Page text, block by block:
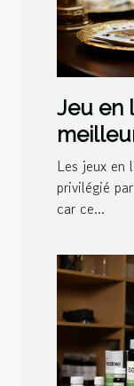
Jeu en
des
Les jeux en
privilégié
car ce...